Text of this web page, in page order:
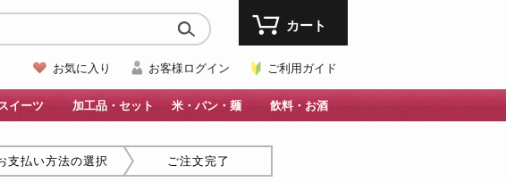
お気に入り お客様ログイン ご利用ガイド
カート
イーツ 加工品・セット 米・パン・麺 飲料・お酒
支払い方法の選択 ご注文完了